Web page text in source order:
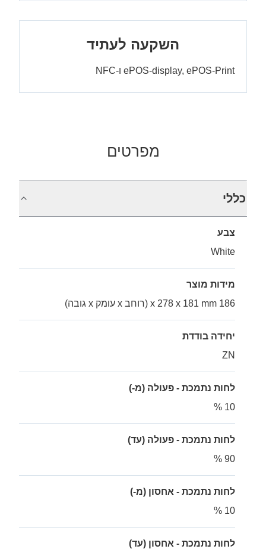
השקעה לעתיד
ePOS-display, ePOS-Print ו-NFC
מפרטים
כללי
צבע
White
מידות מוצר
186 x 278 x 181 mm (רוחב x עומק x גובה)
יחידה בודדת
ZN
לחות נתמכת - פעולה (מ-)
10 %
לחות נתמכת - פעולה (עד)
90 %
לחות נתמכת - אחסון (מ-)
10 %
לחות נתמכת - אחסון (עד)